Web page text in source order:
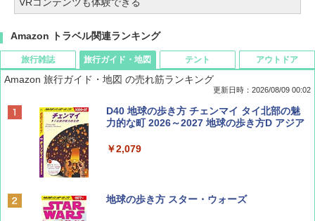
VRコンテンツも体験できる
Amazon トラベル関連ランキング
旅行雑誌
BE-PAL(ビ-パル) 2026年 9 月号【特別付録:
SOTO ミニマル"旅"財布 ランダム2種】
￥1,500
ディズニーファン ２０２６年 ９月号 [雑
旅行ガイド・地図
Amazon 旅行ガイド・地図 の売れ筋ランキング
更新日時：2026/08/09 00:02
D40 地球の歩き方 チェンマイ タイ北部の魅
力的な町 2026～2027 地球の歩き方D アジア
￥2,079
地球の歩き方 スター・ウォーズ
テント アウトドア